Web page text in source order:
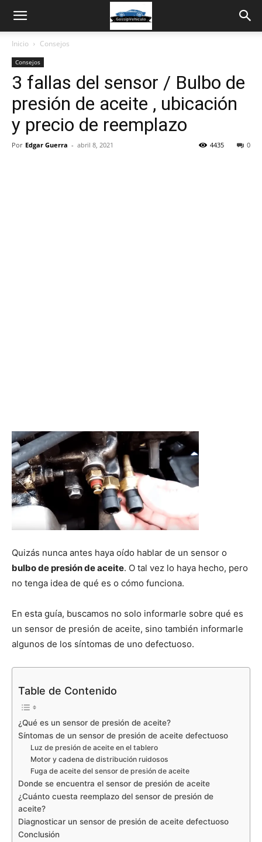
Inicio Consejos
Consejos
3 fallas del sensor / Bulbo de
presión de aceite , ubicación
y precio de reemplazo
Por Edgar Guerra - abril 8, 2021 0
4435
Quizás nunca antes haya oído hablar de un sensor o
bulbo de presión de aceite. O tal vez lo haya hecho, pero
no tenga idea de qué es o cómo funciona.
En esta guía, buscamos no solo informarle sobre qué es
un sensor de presión de aceite, sino también informarle
algunos de los síntomas de uno defectuoso.
Table de Contenido
¿Qué es un sensor de presión de aceite?
Síntomas de un sensor de presión de aceite defectuoso
Luz de presión de aceite en el tablero
Motor y cadena de distribución ruidosos
Fuga de aceite del sensor de presión de aceite
Donde se encuentra el sensor de presión de aceite
¿Cuánto cuesta reemplazo del sensor de presión de
aceite?
Diagnosticar un sensor de presión de aceite defectuoso
Conclusión